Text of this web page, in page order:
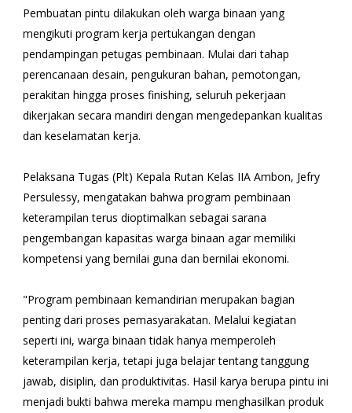
Pembuatan pintu dilakukan oleh warga binaan yang
mengikuti program kerja pertukangan dengan
pendampingan petugas pembinaan. Mulai dari tahap
perencanaan desain, pengukuran bahan, pemotongan,
perakitan hingga proses finishing, seluruh pekerjaan
dikerjakan secara mandiri dengan mengedepankan kualitas
dan keselamatan kerja.
Pelaksana Tugas (Plt) Kepala Rutan Kelas IIA Ambon, Jefry
Persulessy, mengatakan bahwa program pembinaan
keterampilan terus dioptimalkan sebagai sarana
pengembangan kapasitas warga binaan agar memiliki
kompetensi yang bernilai guna dan bernilai ekonomi.
"Program pembinaan kemandirian merupakan bagian
penting dari proses pemasyarakatan. Melalui kegiatan
seperti ini, warga binaan tidak hanya memperoleh
keterampilan kerja, tetapi juga belajar tentang tanggung
jawab, disiplin, dan produktivitas. Hasil karya berupa pintu ini
menjadi bukti bahwa mereka mampu menghasilkan produk